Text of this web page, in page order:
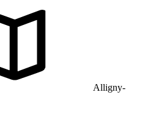
Alligny-